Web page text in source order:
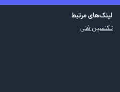
لینک‌های مرتبط
تکنسین فنی